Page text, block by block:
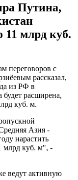
Путина,
11 млрд куб.
переговоров с
рассказал,
из РФ в
будет расширена,
куб. м.
Азия -
нарастить
млрд куб. м", -
ведут активную